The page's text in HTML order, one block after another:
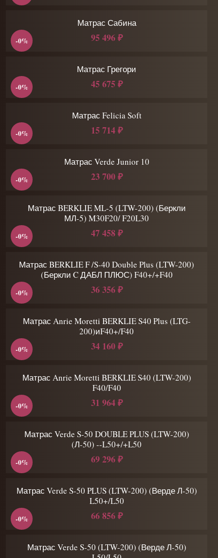
Матрас Сабина
95 496 ₽
-0%
Матрас Грегори
45 675 ₽
-0%
Матрас Felicia Soft
15 714 ₽
-0%
Матрас Verde Junior 10
23 700 ₽
-0%
Матрас BERKLIE ML-5 (LTW-200) (Беркли
МЛ-5) M30F20/ F20L30
47 458 ₽
-0%
Матрас BERKLIE F /S-40 Double Plus (LTW-200)
(Беркли C ДАБЛ ПЛЮС) F40+/+F40
36 356 ₽
-0%
Матрас Anrie Moretti BERKLIE S40 Plus (LTG-
200)иF40+/F40
34 160 ₽
-0%
Матрас Anrie Moretti BERKLIE S40 (LTW-200)
F40/F40
31 964 ₽
-0%
Матрас Verde S-50 DOUBLE PLUS (LTW-200)
(Л-50) --L50+/+L50
69 296 ₽
-0%
Матрас Verde S-50 PLUS (LTW-200) (Верде Л-50)
L50+/L50
66 856 ₽
-0%
Матрас Verde S-50 (LTW-200) (Верде Л-50)